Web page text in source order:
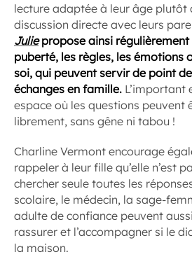
lecture adaptée à leur âge plutôt
discussion directe avec leurs
Juliepropose ainsi régulièrement
puberté, les règles, les émotions
soi, qui peuvent servir de point
échanges en famille. L’important
espace où les questions peuvent
librement, sans gêne ni tabou !
Charline Vermont encourage
rappeler à leur fille qu’elle n’est
chercher seule toutes les
scolaire, le médecin, la sage-
adulte de confiance peuvent
rassurer et l’accompagner si le
la maison.